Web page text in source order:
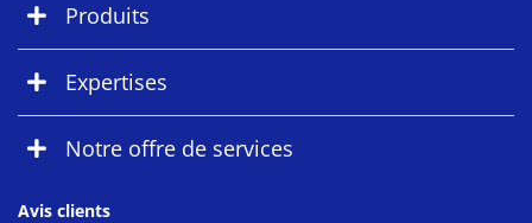
Produits
Expertises
Notre offre de services
Avis clients